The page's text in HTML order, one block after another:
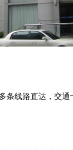
条线路直达，交